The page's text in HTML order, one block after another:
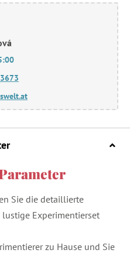
Sie die detaillierte
Experimentierset
zu Hause und Sie